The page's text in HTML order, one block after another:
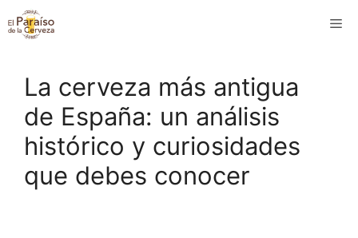
Saltar
al
La cerveza más antigua
de España: un análisis
histórico y curiosidades
que debes conocer